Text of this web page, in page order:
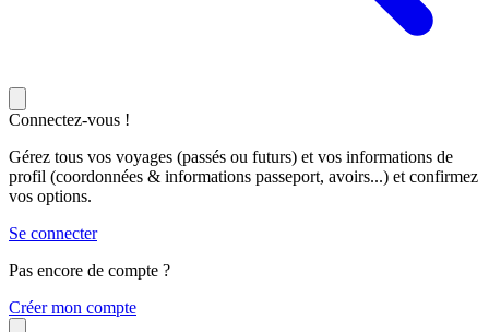
Connectez-vous !
Gérez tous vos voyages (passés ou futurs) et vos informations de
profil (coordonnées & informations passeport, avoirs...) et confirmez
vos options.
Se connecter
Pas encore de compte ?
Créer mon compte